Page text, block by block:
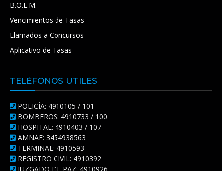
B.O.E.M.
Vencimientos de Tasas
Llamados a Concursos
Aplicativo de Tasas
TELÉFONOS ÚTILES
POLICÍA: 4910105 / 101
BOMBEROS: 4910733 / 100
HOSPITAL: 4910403 / 107
AMNAF: 3454938563
TERMINAL: 4910593
REGISTRO CIVIL: 4910392
JUZGADO DE PAZ: 4910926